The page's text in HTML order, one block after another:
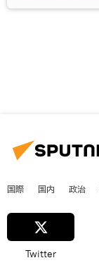
国際 国内 政治
Twitter